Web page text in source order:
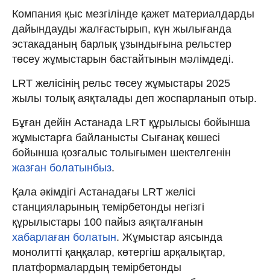
Компания қыс мезгілінде қажет материалдарды
дайындауды жалғастырып, күн жылығанда
эстакаданың барлық ұзындығына рельстер
төсеу жұмыстарын бастайтынын мәлімдеді.
LRT желісінің рельс төсеу жұмыстары 2025
жылы толық аяқталады деп жоспарланып отыр.
Бұған дейін Астанада LRT құрылысы бойынша
жұмыстарға байланысты Сығанақ көшесі
бойынша қозғалыс толығымен шектелгенін
жазған болатынбыз.
Қала әкімдігі Астанадағы LRT желісі
станцияларының темірбетонды негізгі
құрылыстары 100 пайыз аяқталғанын
хабарлаған болатын. Жұмыстар аясында
монолитті қаңқалар, көтергіш арқалықтар,
платформалардың темірбетонды